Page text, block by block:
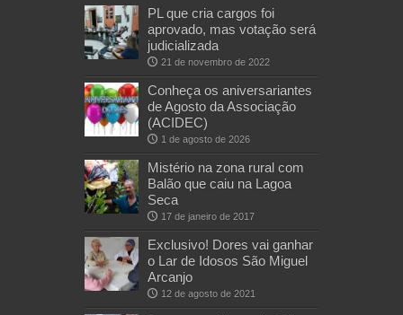
PL que cria cargos foi
aprovado, mas votação será
judicializada
21 de novembro de 2022
Conheça os aniversariantes
de Agosto da Associação
(ACIDEC)
1 de agosto de 2026
Mistério na zona rural com
Balão que caiu na Lagoa
Seca
17 de janeiro de 2017
Exclusivo! Dores vai ganhar
o Lar de Idosos São Miguel
Arcanjo
12 de agosto de 2021